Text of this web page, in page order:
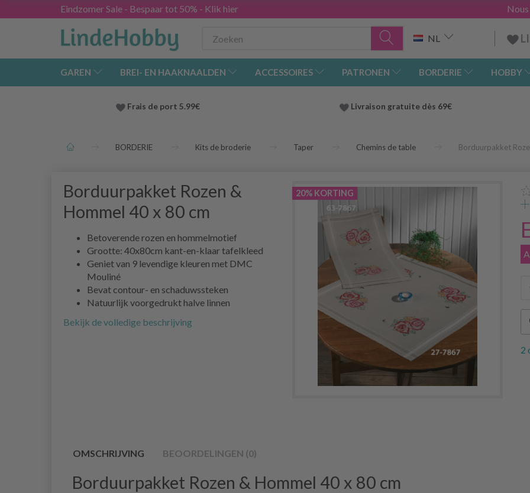
Eindzomer Sale - Bespaar tot 50% - Klik hier
NL
GAREN BREI- EN HAAKNAALDEN ACCESSOIRES PATRONEN BORDERIE HOBBY
Frais de port 5.99€ Livraison gratuite dès 69€
BORDERIE Kits de broderie Taper Chemins de table Borduurpakket
Borduurpakket Rozen &
Hommel 40 x 80 cm
Betoverende rozen en hommelmotief
Grootte: 40x80cm kant-en-klaar tafelkleed
Geniet van 9 levendige kleuren met DMC
Mouliné
Bevat contour- en schaduwssteken
Natuurlijk voorgedrukt halve linnen
Bekijk de volledige beschrijving
20% KORTING
2
OMSCHRIJVING BEOORDELINGEN (0)
Borduurpakket Rozen & Hommel 40 x 80 cm